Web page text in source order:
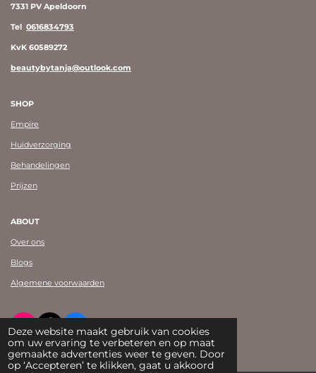
Deze website maakt gebruik van cookies
om uw ervaring te verbeteren en op maat
gemaakte advertenties weer te geven. Door
op ‘Accepteren’ te klikken, gaat u akkoord
7331 PV Apeldoorn
Tel 0616834793
KvK 60589272
beautybytanja@outlook.com
SHOP
Empire
Huidverzorging
Behandelingen
Prijzen
ABOUT
Over ons
Blogs
Algemene voorwaarden
I
n
s
t
T
i
k
T
F
a
c
e
© Beauty by Tanja Shearman 2023